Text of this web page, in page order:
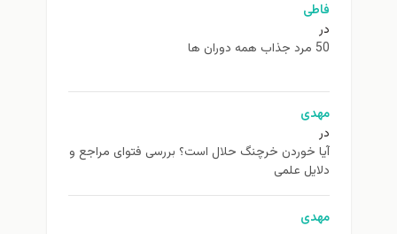
فاطی
در
50 مرد جذاب همه دوران ها
مهدی
در
آیا خوردن خرچنگ حلال است؟ بررسی فتوای مراجع و
دلایل علمی
مهدی